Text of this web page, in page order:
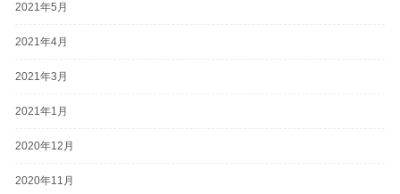
2021年5月
2021年4月
2021年3月
2021年1月
2020年12月
2020年11月